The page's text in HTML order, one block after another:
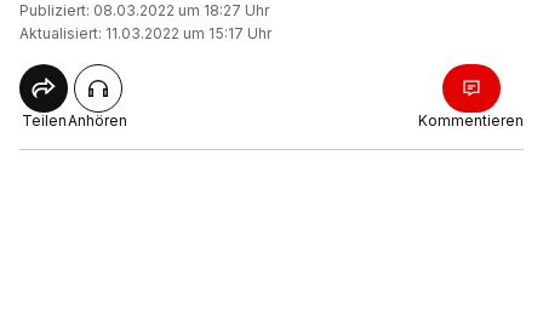
Publiziert: 08.03.2022 um 18:27 Uhr
Aktualisiert: 11.03.2022 um 15:17 Uhr
TeilenAnhören Kommentieren